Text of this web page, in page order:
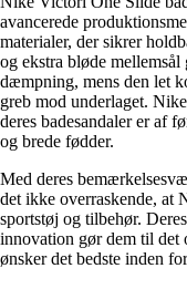
avancerede
materialer, der sikrer
og ekstra bløde
dæmpning, mens den let
greb mod underlaget.
deres badesandaler er af
og brede fødder.
Med deres
det ikke overraskende, at
sportstøj og tilbehør.
innovation gør dem til det
ønsker det bedste inden